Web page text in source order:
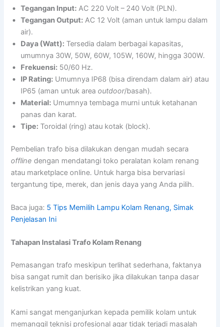
Tegangan Input: AC 220 Volt – 240 Volt (PLN).
Tegangan Output: AC 12 Volt (aman untuk lampu dalam
air).
Daya (Watt): Tersedia dalam berbagai kapasitas,
umumnya 30W, 50W, 60W, 105W, 160W, hingga 300W.
Frekuensi: 50/60 Hz.
IP Rating: Umumnya IP68 (bisa direndam dalam air) atau
IP65 (aman untuk areaoutdoor/basah).
Material: Umumnya tembaga murni untuk ketahanan
panas dan karat.
Tipe: Toroidal (ring) atau kotak (block).
Pembelian trafo bisa dilakukan dengan mudah secara
offline dengan mendatangi toko peralatan kolam renang
atau marketplace online. Untuk harga bisa bervariasi
tergantung tipe, merek, dan jenis daya yang Anda pilih.
Baca juga: 5 Tips Memilih Lampu Kolam Renang, Simak
Penjelasan Ini
Tahapan Instalasi Trafo Kolam Renang
Pemasangan trafo meskipun terlihat sederhana, faktanya
bisa sangat rumit dan berisiko jika dilakukan tanpa dasar
kelistrikan yang kuat.
Kami sangat menganjurkan kepada pemilik kolam untuk
memanggil teknisi profesional agar tidak terjadi masalah